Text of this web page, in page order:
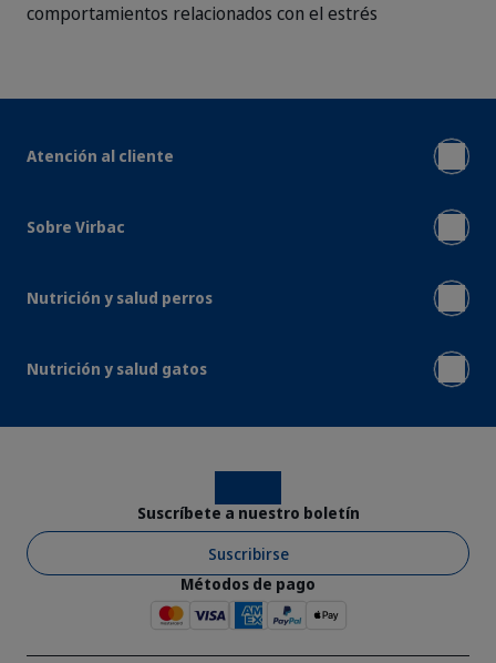
comportamientos relacionados con el estrés
Atención al cliente
Sobre Virbac
Nutrición y salud perros
Nutrición y salud gatos
Suscríbete a nuestro boletín
Suscribirse
Métodos de pago